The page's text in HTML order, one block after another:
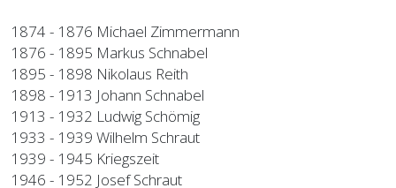
1874 - 1876 Michael Zimmermann
1876 - 1895 Markus Schnabel
1895 - 1898 Nikolaus Reith
1898 - 1913 Johann Schnabel
1913 - 1932 Ludwig Schömig
1933 - 1939 Wilhelm Schraut
1939 - 1945 Kriegszeit
1946 - 1952 Josef Schraut